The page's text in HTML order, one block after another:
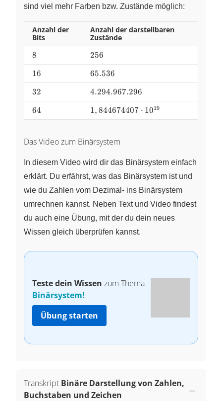
sind viel mehr Farben bzw. Zustände möglich:
Anzahl der
Bits
Anzahl der darstellbaren
Zustände
8
8 256
256
16
16 65.536
65.536
32
32 4.294.967.296
4.294.967.296
64
64
1,844674407
\cdot
1, 844674407 ⋅ 1019
Das Video zum Binärsystem
In diesem Video wird dir das Binärsystem einfach
erklärt. Du erfährst, was das Binärsystem ist und
wie du Zahlen vom Dezimal- ins Binärsystem
umrechnen kannst. Neben Text und Video findest
du auch eine Übung, mit der du dein neues
Wissen gleich überprüfen kannst.
Teste dein Wissen zum Thema
Binärsystem!
Übung starten
Transkript Binäre Darstellung von Zahlen,
Buchstaben und Zeichen